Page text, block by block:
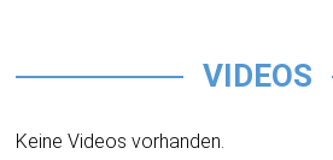
VIDEOS
Keine Videos vorhanden.